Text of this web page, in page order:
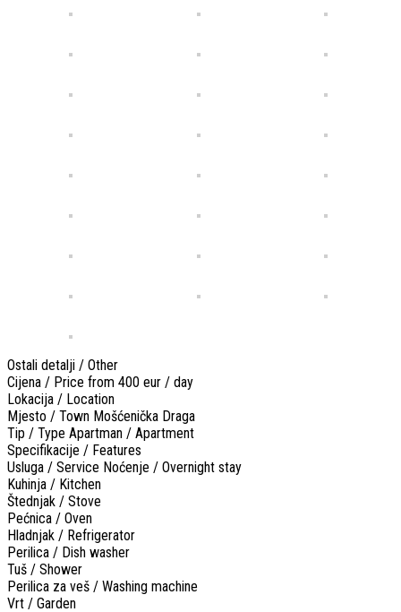
Ostali detalji / Other
Cijena / Price from 400 eur / day
Lokacija / Location
Mjesto / Town Mošćenička Draga
Tip / Type Apartman / Apartment
Specifikacije / Features
Usluga / Service Noćenje / Overnight stay
Kuhinja / Kitchen
Štednjak / Stove
Pećnica / Oven
Hladnjak / Refrigerator
Perilica / Dish washer
Tuš / Shower
Perilica za veš / Washing machine
Vrt / Garden